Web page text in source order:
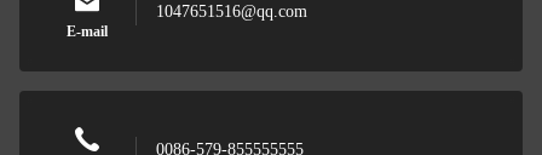
E-mail
1047651516@qq.com
0086-579-855555555